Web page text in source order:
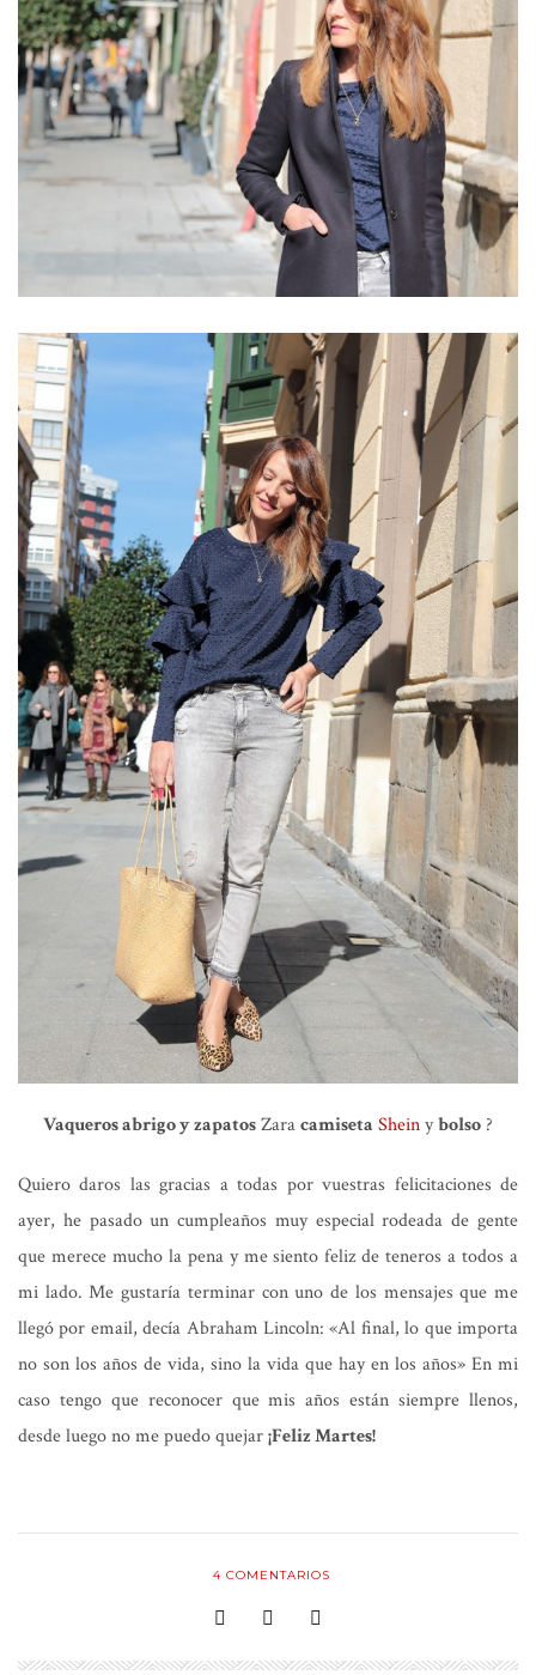
Vaqueros abrigo y zapatosZaracamiseta Sheinybolso ?
Quiero daros las gracias a todas por vuestras felicitaciones de
ayer, he pasado un cumpleaños muy especial rodeada de gente
que merece mucho la pena y me siento feliz de teneros a todos a
mi lado. Me gustaría terminar con uno de los mensajes que me
llegó por email, decía Abraham Lincoln: «Al final, lo que importa
no son los años de vida, sino la vida que hay en los años» En mi
caso tengo que reconocer que mis años están siempre llenos,
desde luego no me puedo quejar¡Feliz Martes!
4COMENTARIOS